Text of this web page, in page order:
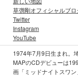
草彅剛オフィシャルブロ
Twitter
Instagram
YouTube
1974年7月9日生まれ。
MAPのCDデビューは
画「ミッドナイトスワ